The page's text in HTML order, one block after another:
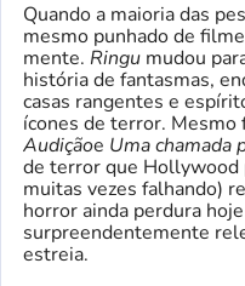
Quando a maioria das
mesmo punhado de
mente. Ringu mudou
história de fantasmas,
casas rangentes e
ícones de terror. Mesmo
Audiçãoe Uma chamada
de terror que Hollywood
muitas vezes falhando)
horror ainda perdura
surpreendentemente
estreia.